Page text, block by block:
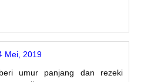
Mei, 2019
umur panjang dan rezeki